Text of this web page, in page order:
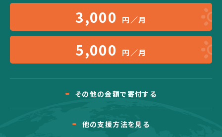
3,000 円／月
5,000 円／月
その他の金額で寄付する
他の支援方法を見る